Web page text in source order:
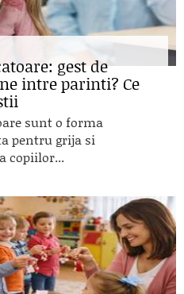
gest de
intre parinti? Ce
sunt o forma
pentru grija si
copiilor...